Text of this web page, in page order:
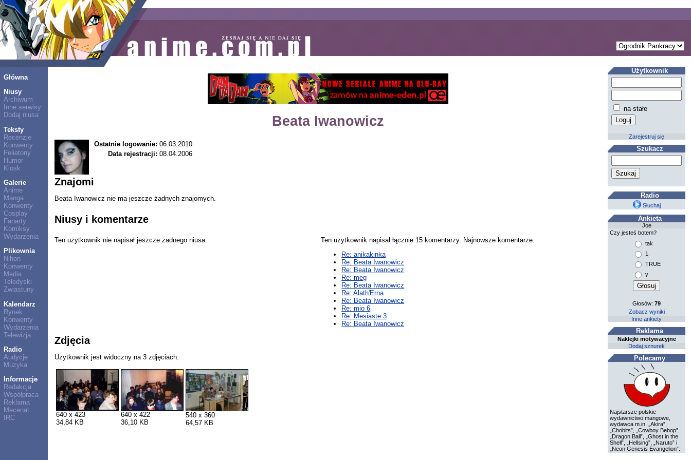
Główna
Niusy
Archiwum
Inne serwisy
Dodaj niusa
Teksty
Recenzje
Konwenty
Felietony
Humor
Kiosk
Galerie
Anime
Manga
Konwenty
Cosplay
Fanarty
Komiksy
Wydarzenia
Plikownia
Nihon
Konwenty
Media
Teledyski
Zwiastuny
Kalendarz
Rynek
Konwenty
Wydarzenia
Telewizja
Radio
Audycje
Muzyka
Informacje
Redakcja
Współpraca
Reklama
Mecenat
IRC
Beata Iwanowicz
Ostatnie logowanie: 06.03.2010
Data rejestracji: 08.04.2006
Znajomi
Beata Iwanowicz nie ma jeszcze żadnych znajomych.
Niusy i komentarze
Ten użytkownik nie napisał jeszcze żadnego niusa.
Ten użytkownik napisał łącznie 15 komentarzy. Najnowsze komentarze:
Re: anikakinka
Re: Beata Iwanowicz
Re: Beata Iwanowicz
Re: meg
Re: Beata Iwanowicz
Re: Alath'Erna
Re: Beata Iwanowicz
Re: mio 6
Re: Mesiaste 3
Re: Beata Iwanowicz
Zdjęcia
Użytkownik jest widoczny na 3 zdjęciach:
640 x 423
34,84 KB
640 x 422
36,10 KB
540 x 360
64,57 KB
Użytkownik
na stałe
Zarejestruj się
Szukacz
Radio
Słuchaj
Ankieta
Joe
Czy jesteś botem?
tak
1
TRUE
y
Głosów:79
Zobacz wyniki
Inne ankiety
Reklama
Naklejki motywacyjne
Dodaj sznurek
Polecamy
Najstarsze polskie
wydawnictwo mangowe,
wydawca m.in. „Akira”,
„Chobits”, „Cowboy Bebop”,
„Dragon Ball”, „Ghost in the
Shell”, „Hellsing”, „Naruto” i
„Neon Genesis Evangelion”.